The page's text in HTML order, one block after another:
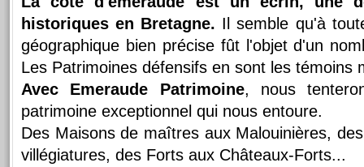
historiques en Bretagne. Il semble qu'à
géographique bien précise fût l'objet d'un
Les Patrimoines défensifs en sont les témoins
Avec Emeraude Patrimoine, nous
patrimoine exceptionnel qui nous entoure.
Des Maisons de maîtres aux Malouinières,
villégiatures, des Forts aux Châteaux-Forts...